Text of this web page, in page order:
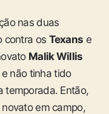
nas duas
contra os Texans e
Malik Willis
não tinha tido
temporada. Então,
em campo,